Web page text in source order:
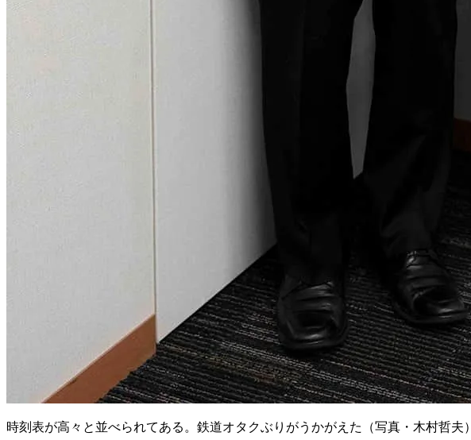
時刻表が高々と並べられてある。鉄道オタクぶりがうかがえた（写真・木村哲夫）